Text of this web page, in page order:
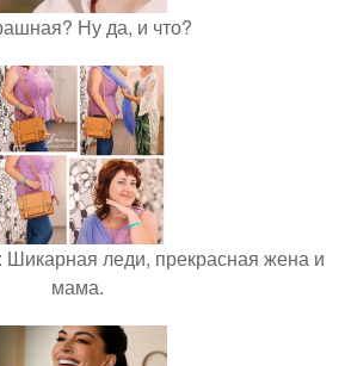
Ну да, и что?
леди, прекрасная жена и
мама.